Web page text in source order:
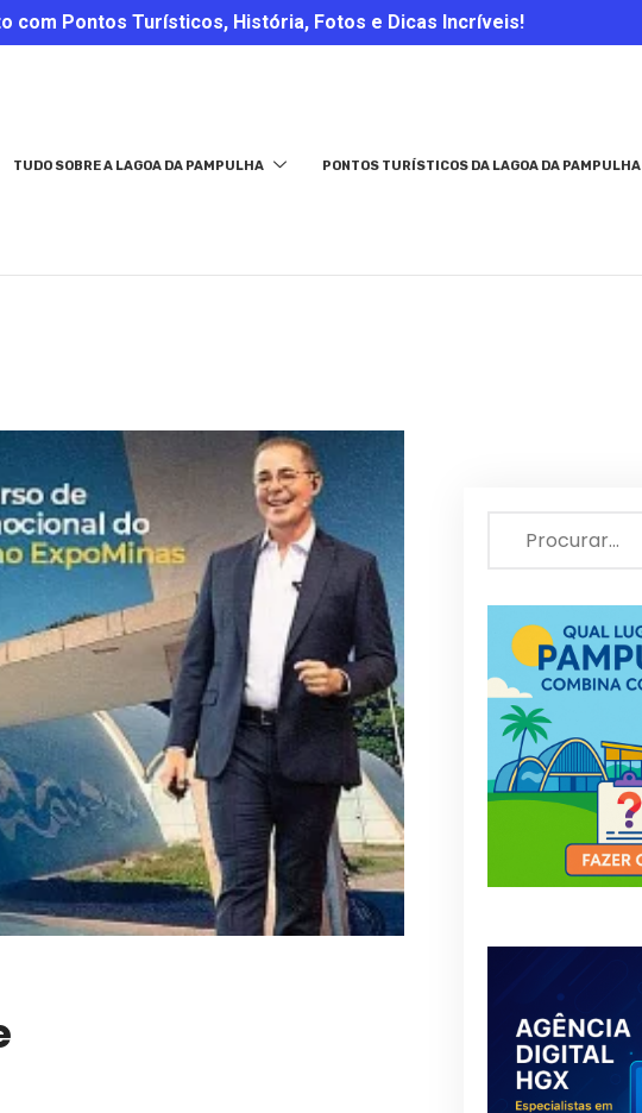
com Pontos Turísticos, História, Fotos e Dicas Incríveis!
TUDO SOBRE A LAGOA DA PAMPULHA PONTOS TURÍSTICOS DA LAGOA DA PAMPULHA